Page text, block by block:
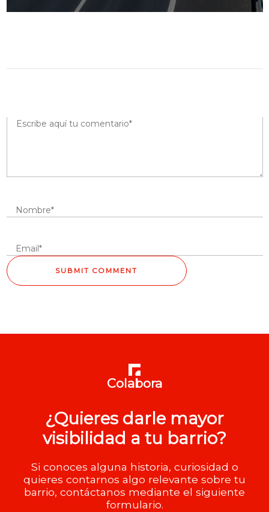
Colabora
¿Quieres darle mayor
visibilidad a tu barrio?
Si conoces alguna historia, curiosidad o
quieres contarnos algo relevante sobre tu
barrio, contáctanos mediante el siguiente
formulario.